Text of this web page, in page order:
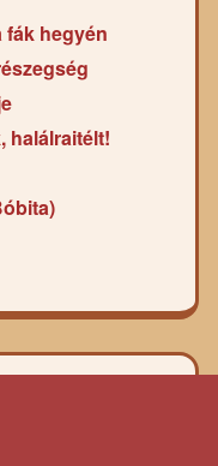
fák hegyén
halálraitélt!